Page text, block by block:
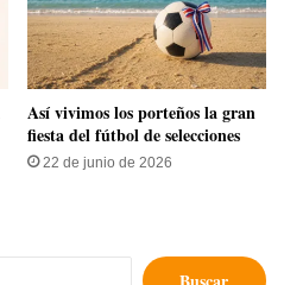
Así vivimos los porteños la gran
fiesta del fútbol de selecciones
22 de junio de 2026
Buscar: